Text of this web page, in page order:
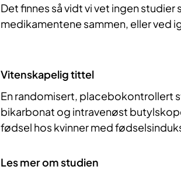
Det finnes så vidt vi vet ingen
medikamentene sammen, eller ved
Vitenskapelig tittel
En randomisert, placebokontrollert
bikarbonat og intravenøst
fødsel hos kvinner med
Les mer om studien